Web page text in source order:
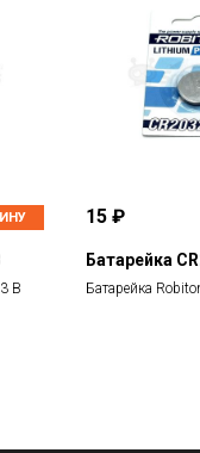
В
15 ₽
Батарейка
Батарейка